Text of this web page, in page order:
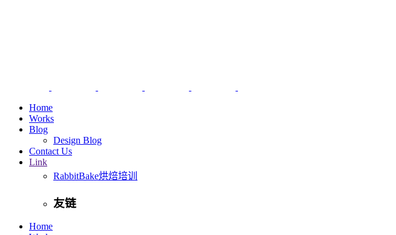
Home
Works
Blog
Design Blog
Contact Us
Link
RabbitBake烘焙培训
友链
Home